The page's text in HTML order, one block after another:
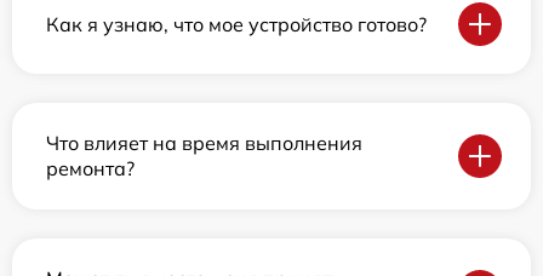
Как я узнаю, что мое устройство готово?
Что влияет на время выполнения
ремонта?